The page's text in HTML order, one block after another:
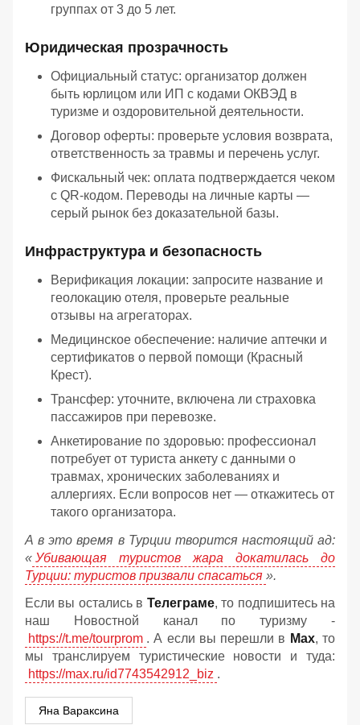
группах от 3 до 5 лет.
Юридическая прозрачность
Официальный статус: организатор должен
быть юрлицом или ИП с кодами ОКВЭД в
туризме и оздоровительной деятельности.
Договор оферты: проверьте условия возврата,
ответственность за травмы и перечень услуг.
Фискальный чек: оплата подтверждается чеком
с QR-кодом. Переводы на личные карты —
серый рынок без доказательной базы.
Инфраструктура и безопасность
Верификация локации: запросите название и
геолокацию отеля, проверьте реальные
отзывы на агрегаторах.
Медицинское обеспечение: наличие аптечки и
сертификатов о первой помощи (Красный
Крест).
Трансфер: уточните, включена ли страховка
пассажиров при перевозке.
Анкетирование по здоровью: профессионал
потребует от туриста анкету с данными о
травмах, хронических заболеваниях и
аллергиях. Если вопросов нет — откажитесь от
такого организатора.
А в это время в Турции творится настоящий ад:
« Убивающая туристов жара докатилась до
Турции: туристов призвали спасаться ».
Если вы остались в Телеграме, то подпишитесь на
наш Новостной канал по туризму -
https://t.me/tourprom . А если вы перешли в Мах, то
мы транслируем туристические новости и туда:
https://max.ru/id7743542912_biz .
Яна Вараксина